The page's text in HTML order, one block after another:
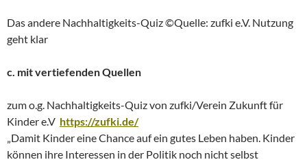
Das andere Nachhaltigkeits-Quiz ©Quelle: zufki e.V. Nutzung
geht klar
c. mit vertiefenden Quellen
zum o.g. Nachhaltigkeits-Quiz von zufki/Verein Zukunft für
Kinder e.V https://zufki.de/
„Damit Kinder eine Chance auf ein gutes Leben haben. Kinder
können ihre Interessen in der Politik noch nicht selbst